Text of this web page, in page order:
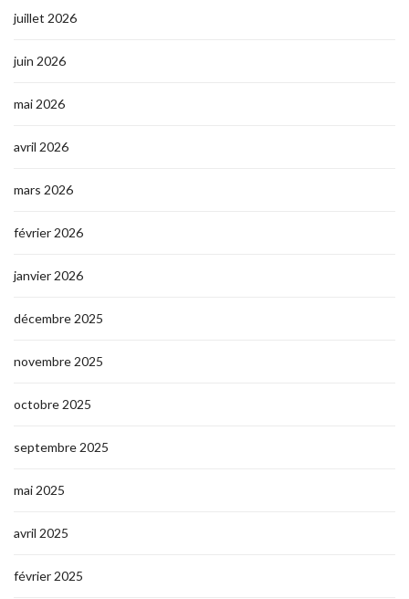
juillet 2026
juin 2026
mai 2026
avril 2026
mars 2026
février 2026
janvier 2026
décembre 2025
novembre 2025
octobre 2025
septembre 2025
mai 2025
avril 2025
février 2025